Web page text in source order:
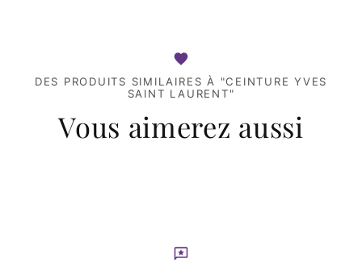
DES PRODUITS SIMILAIRES À "CEINTURE YVES
SAINT LAURENT"
Vous aimerez aussi